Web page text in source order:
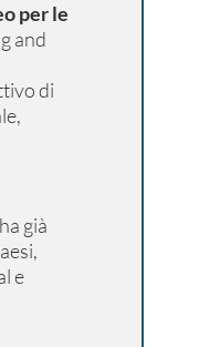
per le
and
di
già
e